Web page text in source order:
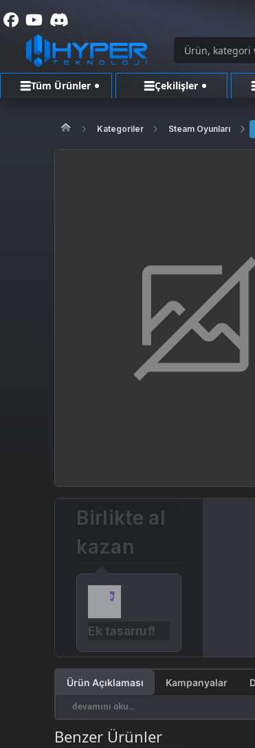
Tüm Ürünler Çekilişler
Kategoriler Steam Oyunları
Birlikte al
kazan
Ek tasarruf!
Ürün Açıklaması Kampanyalar
devamını oku...
Benzer Ürünler